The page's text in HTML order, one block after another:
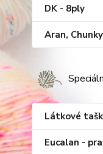
DK - 8ply
Aran, Chunky
Látkové
Eucalan -